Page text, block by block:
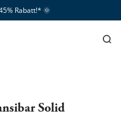
Rabatt!*​ 🌞
Solid